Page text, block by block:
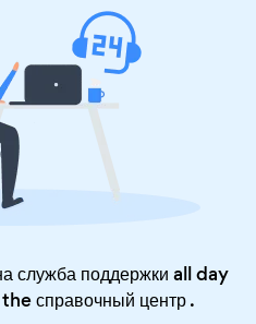
служба поддержки all day
theсправочный центр.